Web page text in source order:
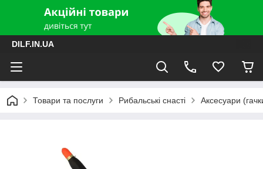
DILF.IN.UA
Товари та послуги Рибальські снасті Аксесуари